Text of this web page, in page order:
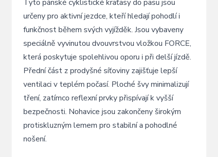
Tyto pánské cyklistické kraťasy do pasu jsou
určeny pro aktivní jezdce, kteří hledají pohodlí i
funkčnost během svých vyjížděk. Jsou vybaveny
speciálně vyvinutou dvouvrstvou vložkou FORCE,
která poskytuje spolehlivou oporu i při delší jízdě.
Přední část z prodyšné síťoviny zajišťuje lepší
ventilaci v teplém počasí. Ploché švy minimalizují
tření, zatímco reflexní prvky přispívají k vyšší
bezpečnosti. Nohavice jsou zakončeny širokým
protiskluzným lemem pro stabilní a pohodlné
nošení.